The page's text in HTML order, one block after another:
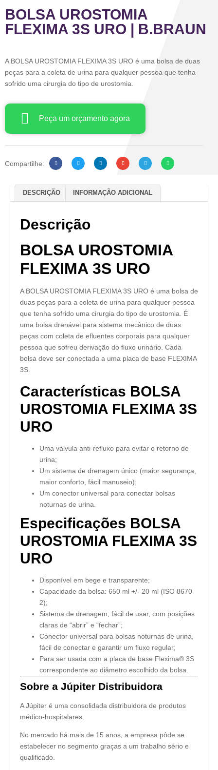
BOLSA UROSTOMIA
FLEXIMA 3S URO | B.BRAUN
A BOLSA UROSTOMIA FLEXIMA 3S URO é uma bolsa de duas
peças para a coleta de urina para qualquer pessoa que tenha
sofrido uma cirurgia do tipo de urostomia.
Peça um orçamento agora
Compartilhe:
DESCRIÇÃO INFORMAÇÃO ADICIONAL
Descrição
BOLSA UROSTOMIA
FLEXIMA 3S URO
A BOLSA UROSTOMIA FLEXIMA 3S URO é uma bolsa de
duas peças para a coleta de urina para qualquer pessoa
que tenha sofrido uma cirurgia do tipo de urostomia. É
uma bolsa drenável para sistema mecânico de duas
peças com coleta de efluentes corporais para qualquer
pessoa que sofreu derivação do fluxo urinário. Cada
bolsa deve ser conectada a uma placa de base FLEXIMA
3S.
Características BOLSA
UROSTOMIA FLEXIMA 3S
URO
Uma válvula anti-refluxo para evitar o retorno de
urina;
Um sistema de drenagem único (maior segurança,
maior conforto, fácil manuseio);
Um conector universal para conectar bolsas
noturnas de urina.
Especificações BOLSA
UROSTOMIA FLEXIMA 3S
URO
Disponível em bege e transparente;
Capacidade da bolsa: 650 ml +/- 20 ml (ISO 8670-
2);
Sistema de drenagem, fácil de usar, com posições
claras de “abrir” e “fechar”;
Conector universal para bolsas noturnas de urina,
fácil de conectar e garantir um fluxo regular;
Para ser usada com a placa de base Flexima® 3S
correspondente ao diâmetro escolhido da bolsa.
Sobre a Júpiter Distribuidora
A Júpiter é uma consolidada distribuidora de produtos
médico-hospitalares.
No mercado há mais de 15 anos, a empresa pôde se
estabelecer no segmento graças a um trabalho sério e
qualificado.